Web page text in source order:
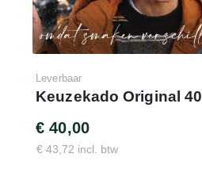
Leverbaar
Keuzekado Original 40
€ 40,00
€ 43,72 incl. btw